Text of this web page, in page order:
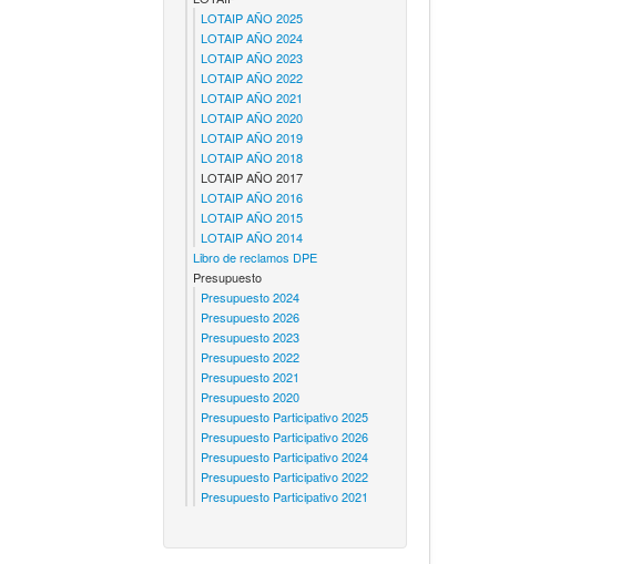
LOTAIP AÑO 2025
LOTAIP AÑO 2024
LOTAIP AÑO 2023
LOTAIP AÑO 2022
LOTAIP AÑO 2021
LOTAIP AÑO 2020
LOTAIP AÑO 2019
LOTAIP AÑO 2018
LOTAIP AÑO 2017
LOTAIP AÑO 2016
LOTAIP AÑO 2015
LOTAIP AÑO 2014
Libro de reclamos DPE
Presupuesto
Presupuesto 2024
Presupuesto 2026
Presupuesto 2023
Presupuesto 2022
Presupuesto 2021
Presupuesto 2020
Presupuesto Participativo 2025
Presupuesto Participativo 2026
Presupuesto Participativo 2024
Presupuesto Participativo 2022
Presupuesto Participativo 2021